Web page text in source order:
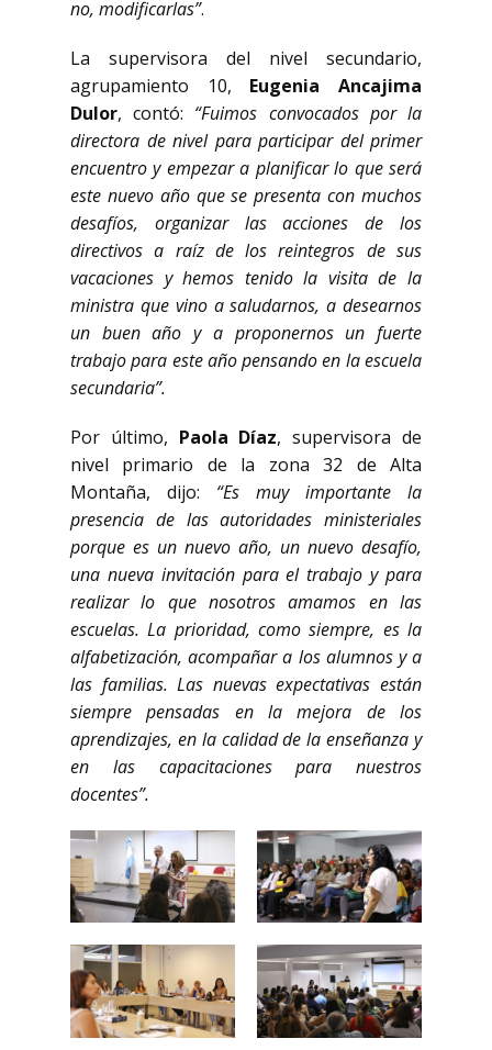
no, modificarlas”.
La supervisora del nivel secundario,
agrupamiento 10, Eugenia Ancajima
Dulor, contó: “Fuimos convocados por la
directora de nivel para participar del primer
encuentro y empezar a planificar lo que será
este nuevo año que se presenta con muchos
desafíos, organizar las acciones de los
directivos a raíz de los reintegros de sus
vacaciones y hemos tenido la visita de la
ministra que vino a saludarnos, a desearnos
un buen año y a proponernos un fuerte
trabajo para este año pensando en la escuela
secundaria”.
Por último, Paola Díaz, supervisora de
nivel primario de la zona 32 de Alta
Montaña, dijo: “Es muy importante la
presencia de las autoridades ministeriales
porque es un nuevo año, un nuevo desafío,
una nueva invitación para el trabajo y para
realizar lo que nosotros amamos en las
escuelas. La prioridad, como siempre, es la
alfabetización, acompañar a los alumnos y a
las familias. Las nuevas expectativas están
siempre pensadas en la mejora de los
aprendizajes, en la calidad de la enseñanza y
en las capacitaciones para nuestros
docentes”.